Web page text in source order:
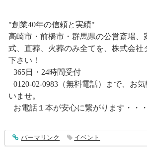
"創業40年の信頼と実績"
高崎市・前橋市・群馬県の公営斎場、
式、直葬、火葬のみ全てを、株式会社
下さい！
365日・24時間受付
0120-02-0983（無料電話）まで、お
いませ。
お電話１本が安心に繋がります・・・
entry1387
パーマリンク イベント